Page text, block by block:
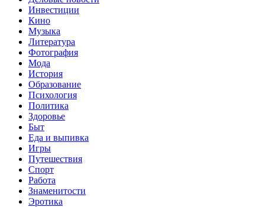
Инвестиции
Кино
Музыка
Литература
Фотография
Мода
История
Образование
Психология
Политика
Здоровье
Быт
Еда и выпивка
Игры
Путешествия
Спорт
Работа
Знаменитости
Эротика